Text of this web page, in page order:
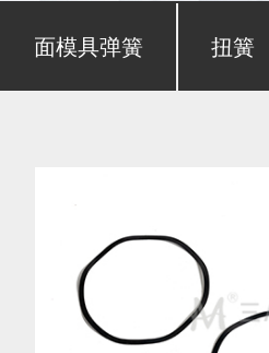
截面模具弹簧 扭簧